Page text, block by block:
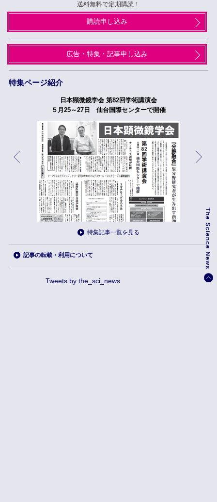
送料無料で定期購読！
購読申し込み
広告・特集・記事申し込み
特集ページ紹介
日本顕微鏡学会 第82回学術講演会
５月25～27日 仙台国際センターで開催
特集記事一覧を見る
記事の転載・利用について
Tweets by the_sci_news